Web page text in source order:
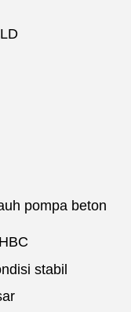
pompa beton
stabil